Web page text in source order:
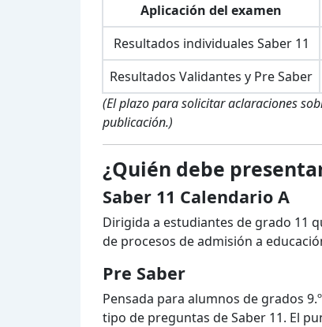
Aplicación del examen
Resultados individuales Saber 11
Resultados Validantes y Pre Saber
(El plazo para solicitar aclaraciones
publicación.)
¿Quién debe
Saber 11 Calendario A
Dirigida a estudiantes de grado 11
de procesos de admisión a
Pre Saber
Pensada para alumnos de grados
tipo de preguntas de Saber 11. El